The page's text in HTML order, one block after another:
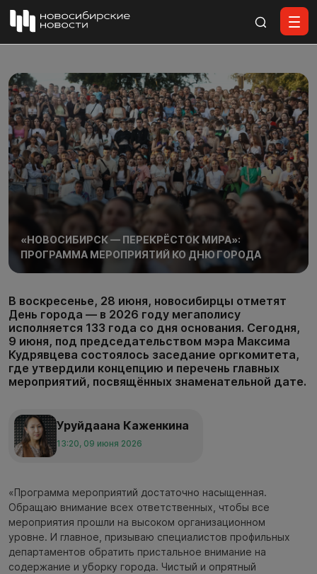
«НОВОСИБИРСК — ПЕРЕКРЁСТОК МИРА»:
ПРОГРАММА МЕРОПРИЯТИЙ КО ДНЮ ГОРОДА
В воскресенье, 28 июня, новосибирцы отметят
День города — в 2026 году мегаполису
исполняется 133 года со дня основания. Сегодня,
9 июня, под председательством мэра Максима
Кудрявцева состоялось заседание оргкомитета,
где утвердили концепцию и перечень главных
мероприятий, посвящённых знаменательной дате.
Уруйдаана Каженкина
13:20, 09 июня 2026
«Программа мероприятий достаточно насыщенная.
Обращаю внимание всех ответственных, чтобы все
мероприятия прошли на высоком организационном
уровне. И главное, призываю специалистов профильных
департаментов обратить пристальное внимание на
содержание и уборку города. Чистый и опрятный